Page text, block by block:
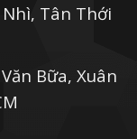
Tân Thới
Bữa, Xuân